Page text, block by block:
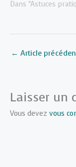
Dans "Astuces
← Article
Laisser un
Vous devez vous